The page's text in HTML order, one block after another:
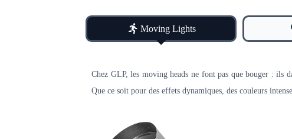
Moving Lights
Chez GLP, les moving heads ne font pas que bouger : ils
Que ce soit pour des effets dynamiques, des couleurs